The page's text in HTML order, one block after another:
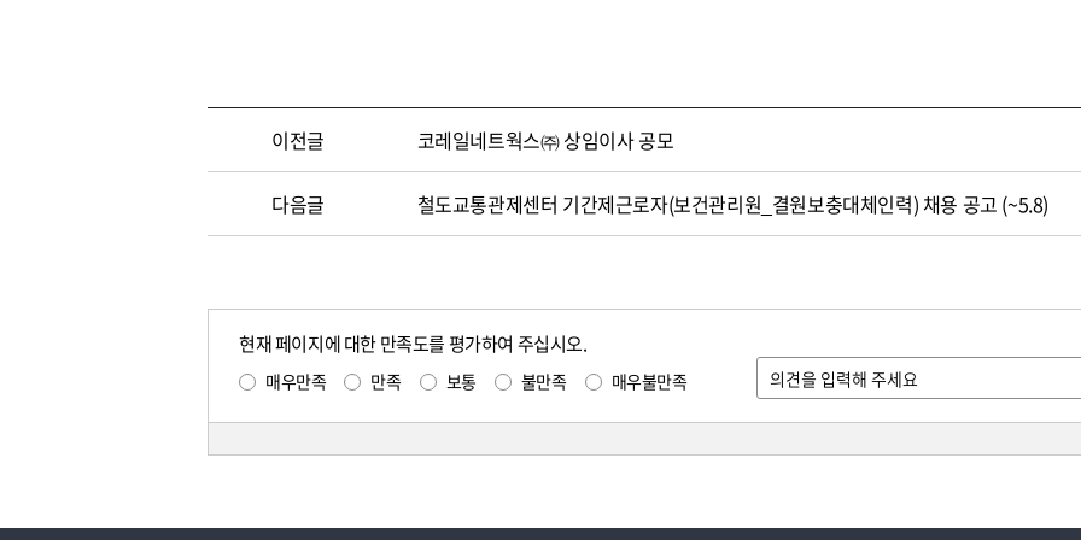
이전글 코레일네트웍스㈜ 상임이사 공모
다음글 철도교통관제센터 기간제근로자(보건관리원_결원보충대체인력) 채용 공고 (~5.8)
현재 페이지에 대한 만족도를 평가하여 주십시오.
매우만족 만족 보통 불만족 매우불만족